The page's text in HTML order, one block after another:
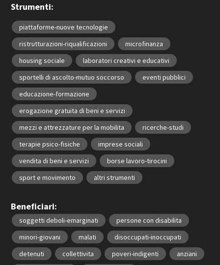
Strumenti:
piattaforme-nuove tecnologie
ristrutturazioni-riqualificazioni
microfinanza
housing sociale
laboratori creativi e educativi
sportelli di ascolto-mutuo soccorso
eventi pubblici
educazione-formazione
erogazione gratuita di beni e servizi
mezzi e attrezzature per la mobilita
ricerche-studi
terapie psico-fisiche
imprese sociali
vendita di beni e servizi
borse lavoro-tirocini
sport e movimento
altri strumenti
Beneficiari:
soggetti deboli-emarginati
persone con disabilita
minori-giovani
malati
disoccupati-inoccupati
detenuti
collettivita poveri-indigenti
anziani